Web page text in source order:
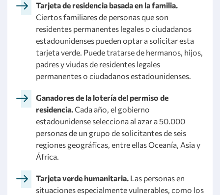
Tarjeta de residencia basada en la familia.
Ciertos familiares de personas que son
residentes permanentes legales o ciudadanos
estadounidenses pueden optar a solicitar esta
tarjeta verde. Puede tratarse de hermanos, hijos,
padres y viudas de residentes legales
permanentes o ciudadanos estadounidenses.
Ganadores de la lotería del permiso de
residencia.Cada año, el gobierno
estadounidense selecciona al azar a 50.000
personas de un grupo de solicitantes de seis
regiones geográficas, entre ellas Oceanía, Asia y
África.
Tarjeta verde humanitaria. Las personas en
situaciones especialmente vulnerables, como los